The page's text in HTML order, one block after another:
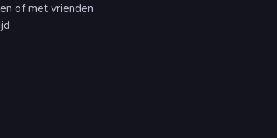
of met vrienden